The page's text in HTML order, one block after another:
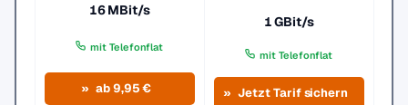
16 MBit/s
mit Telefonflat
ab 9,95 €
1 GBit/s
mit Telefonflat
Jetzt Tarif sichern